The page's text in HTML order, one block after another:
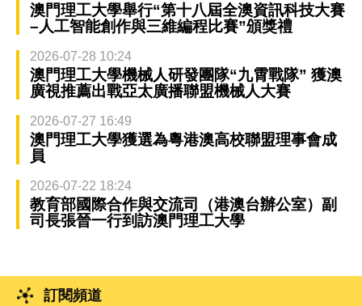
澳門理工大學舉行“第十八屆全澳資訊科技大賽
–人工智能創作與三維編程比賽”頒獎禮
2026-07-28 10:24
澳門理工大學機械人研發團隊“九霄戰隊” 獲澳
廣視推薦出戰亞太廣播聯盟機械人大賽
2026-07-27 16:49
澳門理工大學獲選為粵港澳高校聯盟理事會成
員
2026-07-22 18:24
教育部國際合作與交流司（港澳台辦公室）副
司長張晉一行到訪澳門理工大學
訂閱頻道